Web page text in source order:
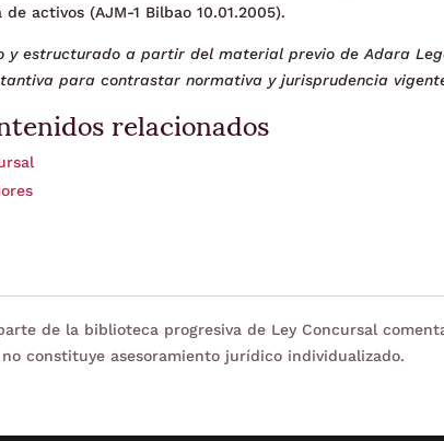
activos (AJM-1 Bilbao 10.01.2005).
y estructurado a partir del material previo de Adara
para contrastar normativa y jurisprudencia
relacionados
de la biblioteca progresiva de Ley Concursal
constituye asesoramiento jurídico individualizado.